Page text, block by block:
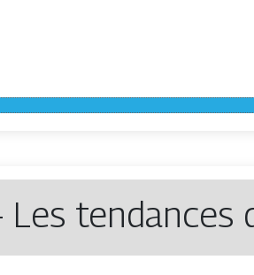
tendances